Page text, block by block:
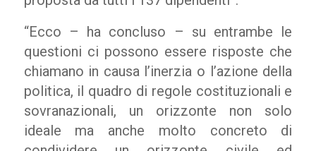
“Ecco – ha concluso – su entrambe le
questioni ci possono essere risposte che
chiamano in causa l’inerzia o l’azione della
politica, il quadro di regole costituzionali e
sovranazionali, un orizzonte non solo
ideale ma anche molto concreto di